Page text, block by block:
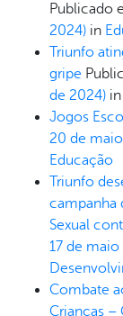
Publicado
2024) in
Triunfo
gripe
de 2024) in
Jogos
20 de
Educação
Triunfo
campanha
Sexual
17 de maio
Combate
Crianças –